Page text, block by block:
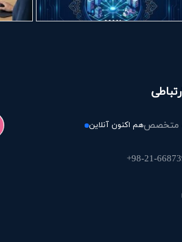
متخصصهم اکنون آنلاین